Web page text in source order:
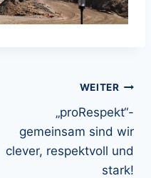
WEITER
„proRespekt“-
gemeinsam sind wir
clever, respektvoll und
stark!